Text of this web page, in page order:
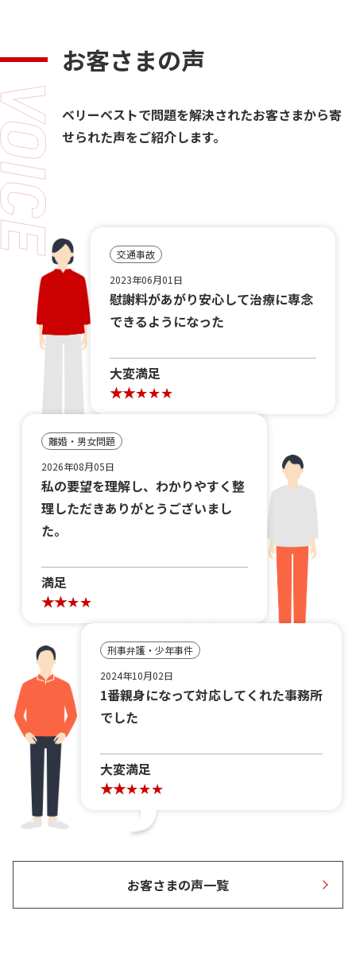
お客さまの声
ベリーベストで問題を解決されたお客さまから寄
せられた声をご紹介します。
交通事故
2023年06月01日
慰謝料があがり安心して治療に専念
できるようになった
大変満足
離婚・男女問題
2026年08月05日
私の要望を理解し、わかりやすく整
理しただきありがとうございまし
た。
満足
刑事弁護・少年事件
2024年10月02日
1番親身になって対応してくれた事務所
でした
大変満足
お客さまの声一覧